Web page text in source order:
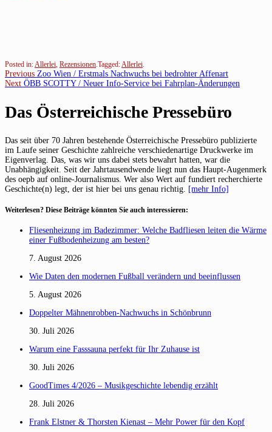
Posted in: Allerlei Rezensionen Tagged: Allerlei
Beitragsnavigation
Previous Previous
post:
Zoo Wien / Erstmals Nachwuchs bei bedrohter Affenart
Next Next
ÖBB SCOTTY / Neuer Info-Service bei Fahrplan-Änderungen
Das Österreichische Pressebüro
Das seit über 70 Jahren bestehende Österreichische Pressebüro publizierte
im Laufe seiner Geschichte zahlreiche verschiedenartige Druckwerke im
Eigenverlag. Das, was wir uns dabei stets bewahrt hatten, war die
Unabhängigkeit. Seit der Jahrtausendwende liegt nun das Haupt-Augenmerk
des oepb auf online-Journalismus. Wer also Wert auf fundiert recherchierte
Geschichte(n) legt, der ist hier bei uns genau richtig. [mehr Info]
Weiterlesen? Diese Beiträge könnten Sie auch interessieren:
Fliesenheizung im Badezimmer: Welche Badfliesen leiten die Wärme
einer Fußbodenheizung am besten?
7. August 2026
Wie Daten den modernen Fußball verändern und beeinflussen
5. August 2026
Doppelter Mähnenrobben-Nachwuchs in Schönbrunn
30. Juli 2026
Warum eine Fasssauna perfekt für Ihr Zuhause ist
30. Juli 2026
GoodTimes 4/2026 – Musikgeschichte lebendig erzählt
28. Juli 2026
Frank Elstner & Thorsten Kienast – Mehr Power für den Kopf